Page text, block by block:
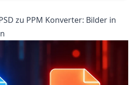
zu PPM Konverter: Bilder in